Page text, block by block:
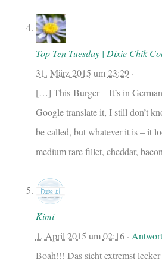
Top Ten Tuesday | Dixie Chik
31. März 2015 um23:29·
[…] This Burger – It’s in
Google translate it, I still don’t
be called, but whatever it is – it
medium rare fillet, cheddar,
Kimi
1. April 2015 um02:16·
Boah!!! Das sieht extremst